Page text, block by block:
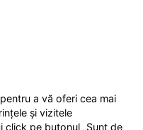
a vă oferi cea mai
și vizitele
click pe butonul „Sunt de